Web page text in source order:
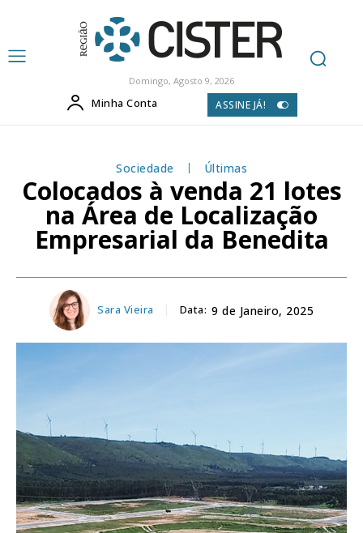
Domingo, Agosto 9, 2026
Minha Conta ASSINE JÁ!
Sociedade Últimas
Colocados à venda 21 lotes
na Área de Localização
Empresarial da Benedita
Sara Vieira Data: 9 de Janeiro, 2025